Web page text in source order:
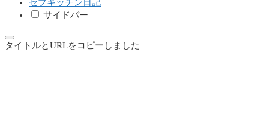
セブキッチン日記
サイドバー
タイトルとURLをコピーしました